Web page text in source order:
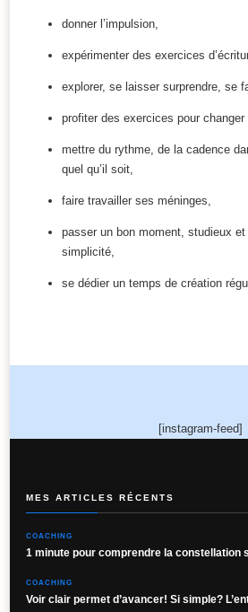
donner l’impulsion,
expérimenter des exercices
explorer, se laisser surprendre, se
profiter des exercices pour changer
mettre du rythme, de la cadence
quel qu’il soit,
faire travailler ses méninges,
passer un bon moment, studieux
simplicité,
se dédier un temps de création
[instagram-feed]
MES ARTICLES RÉCENTS
COACHING
1 minute pour comprendre la constellation
COACHING
Voir clair permet d’avancer! Si simple?